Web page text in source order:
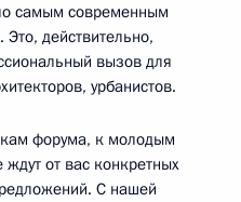
самым современным
действительно,
вызов для
урбанистов.
форума, к молодым
от вас конкретных
С нашей